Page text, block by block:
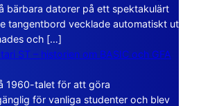
bärbara datorer på ett spektakulärt
tangentbord vecklade automatiskt ut
och […]
ST – historien om BASIC och GFA
1960-talet för att göra
för vanliga studenter och blev